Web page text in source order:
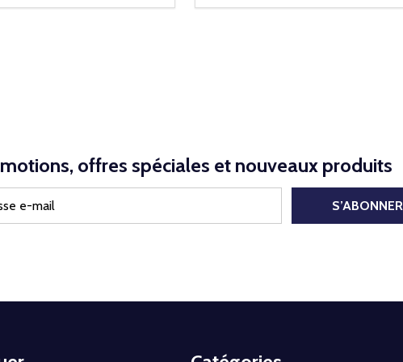
offres spéciales et nouveaux produits
S’ABONNER